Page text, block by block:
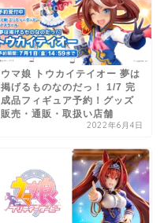
ウマ娘 トウカイテイオー 夢は
掲げるものなのだっ！ 1/7 完
成品フィギュア予約！グッズ
販売・通販・取扱い店舗
2022年6月4日